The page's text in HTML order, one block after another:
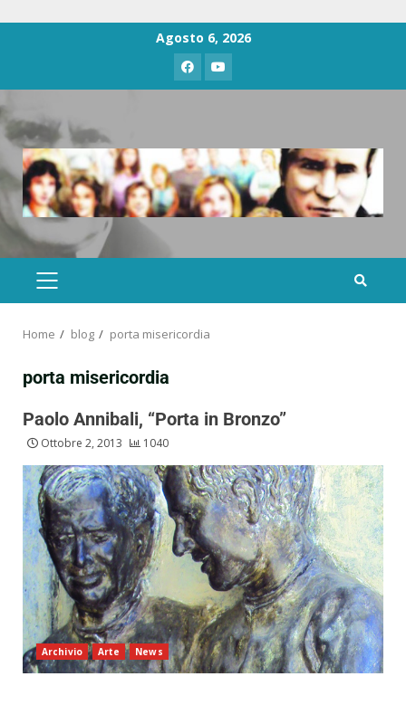
Agosto 6, 2026
Home blog porta misericordia
porta misericordia
Paolo Annibali, “Porta in Bronzo”
Ottobre 2, 2013 1040
Archivio Arte News